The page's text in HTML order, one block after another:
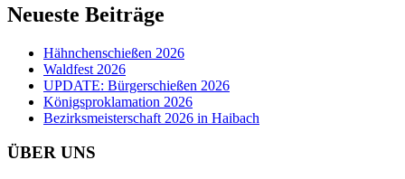
Neueste Beiträge
Hähnchenschießen 2026
Waldfest 2026
UPDATE: Bürgerschießen 2026
Königsproklamation 2026
Bezirksmeisterschaft 2026 in Haibach
ÜBER UNS